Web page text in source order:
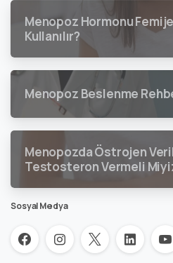
Menopoz Hormonu
Kullanılır?
Menopoz Beslenme
Menopozda Östrojen
Testosteron Vermeli
Sosyal Medya